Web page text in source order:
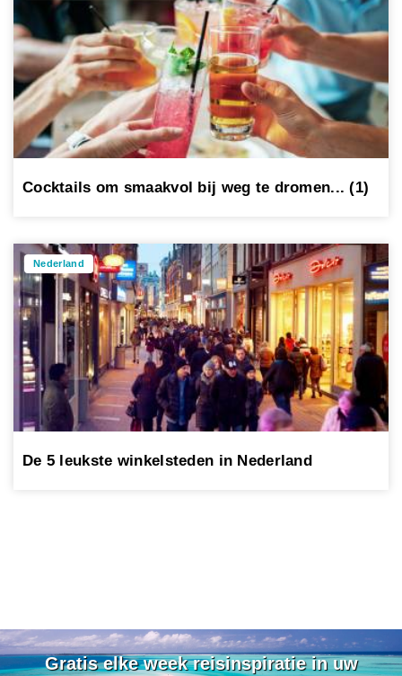
Cocktails om smaakvol bij weg te dromen... (1)
Nederland
De 5 leukste winkelsteden in Nederland
Gratis elke week reisinspiratie in uw